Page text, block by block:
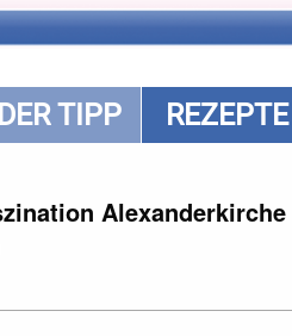
DER TIPP REZEPTE
Alexanderkirche